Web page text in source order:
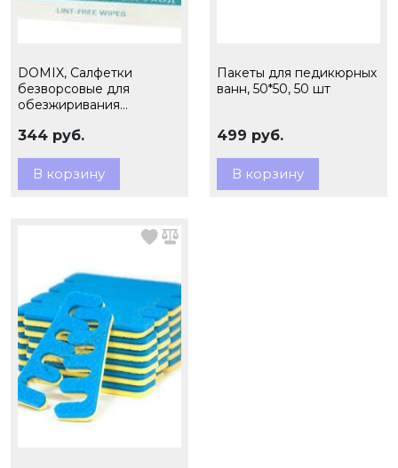
DOMIX, Салфетки
безворсовые для
обезжиривания
снятия липкого слоя, 250
344 руб.
В корзину
Пакеты для педикюрных
ванн, 50*50, 50 шт
499 руб.
В корзину